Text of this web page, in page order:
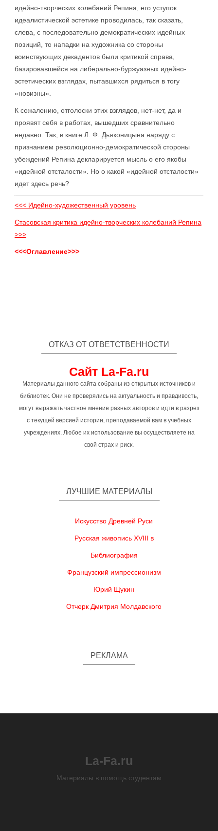
идейно-творческих колебаний Репина, его уступок
идеалистической эстетике проводилась, так сказать,
слева, с последовательно демократических идейных
позиций, то нападки на художника со стороны
воинствующих декадентов были критикой справа,
базировавшейся на либерально-буржуазных идейно-
эстетических взглядах, пытавшихся рядиться в тогу
«новизны».
К сожалению, отголоски этих взглядов, нет-нет, да и
проявят себя в работах, вышедших сравнительно
недавно. Так, в книге Л. Ф. Дьяконицына наряду с
признанием революционно-демократической стороны
убеждений Репина декларируется мысль о его якобы
«идейной отсталости». Но о какой «идейной отсталости»
идет здесь речь?
<<< Идейно-художественный уровень
Стасовская критика идейно-творческих колебаний Репина
>>>
<<<Оглавление>>>
ОТКАЗ ОТ ОТВЕТСТВЕННОСТИ
Сайт La-Fa.ru
Материалы данного сайта собраны из открытых источников и
библиотек. Они не проверялись на актуальность и правдивость,
могут выражать частное мнение разных авторов и идти в разрез
с текущей версией истории, преподаваемой вам в учебных
учреждениях. Любое их использование вы осуществляете на
свой страх и риск.
ЛУЧШИЕ МАТЕРИАЛЫ
Искусство Древней Руси
Русская живопись XVIII в
Библиография
Французский импрессионизм
Юрий Щукин
Отчерк Дмитрия Молдавского
РЕКЛАМА
La-Fa.ru
Материалы в помощь студентам